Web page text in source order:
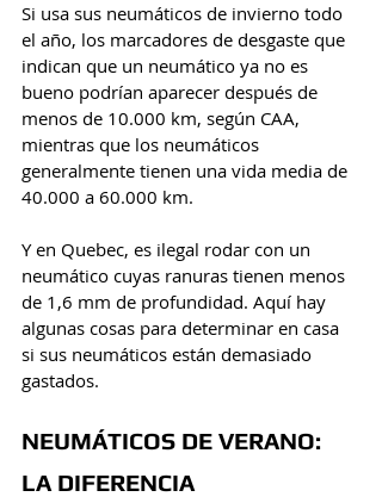
Si usa sus neumáticos de invierno todo
el año, los marcadores de desgaste que
indican que un neumático ya no es
bueno podrían aparecer después de
menos de 10.000 km, según CAA,
mientras que los neumáticos
generalmente tienen una vida media de
40.000 a 60.000 km.
Y en Quebec, es ilegal rodar con un
neumático cuyas ranuras tienen menos
de 1,6 mm de profundidad. Aquí hay
algunas cosas para determinar en casa
si sus neumáticos están demasiado
gastados.
NEUMÁTICOS DE VERANO:
LA DIFERENCIA